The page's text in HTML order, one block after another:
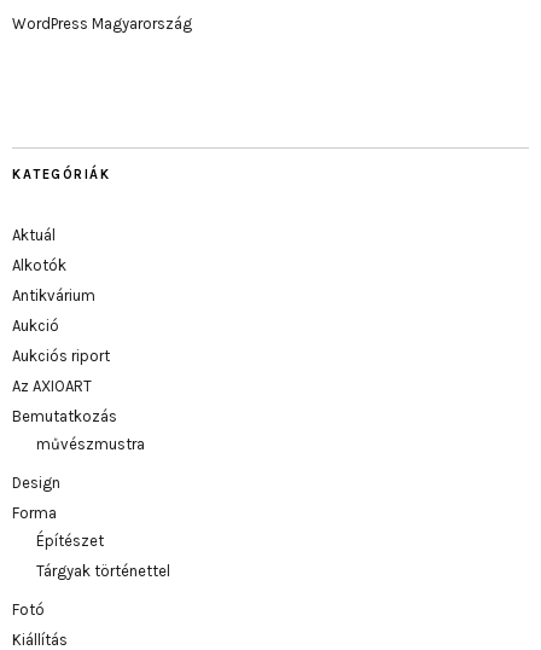
WordPress Magyarország
KATEGÓRIÁK
Aktuál
Alkotók
Antikvárium
Aukció
Aukciós riport
Az AXIOART
Bemutatkozás
művészmustra
Design
Forma
Építészet
Tárgyak történettel
Fotó
Kiállítás